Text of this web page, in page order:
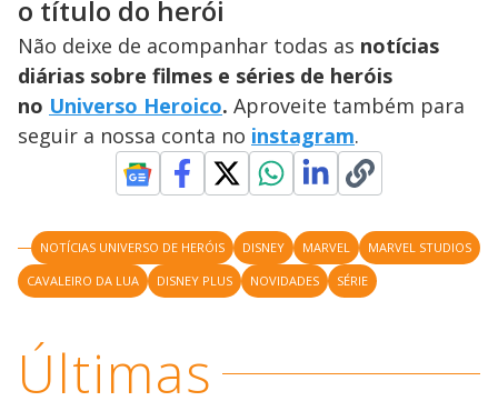
o título do herói
Não deixe de acompanhar todas as notícias
diárias sobre filmes e séries de heróis
no Universo Heroico. Aproveite também para
seguir a nossa conta no instagram.
NOTÍCIAS UNIVERSO DE HERÓIS DISNEY MARVEL
MARVEL STUDIOS
CAVALEIRO DA LUA
DISNEY PLUS NOVIDADES SÉRIE
Últimas